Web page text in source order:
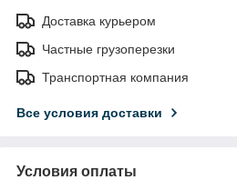
Доставка курьером
Частные грузоперезки
Транспортная компания
Все условия доставки
Условия оплаты